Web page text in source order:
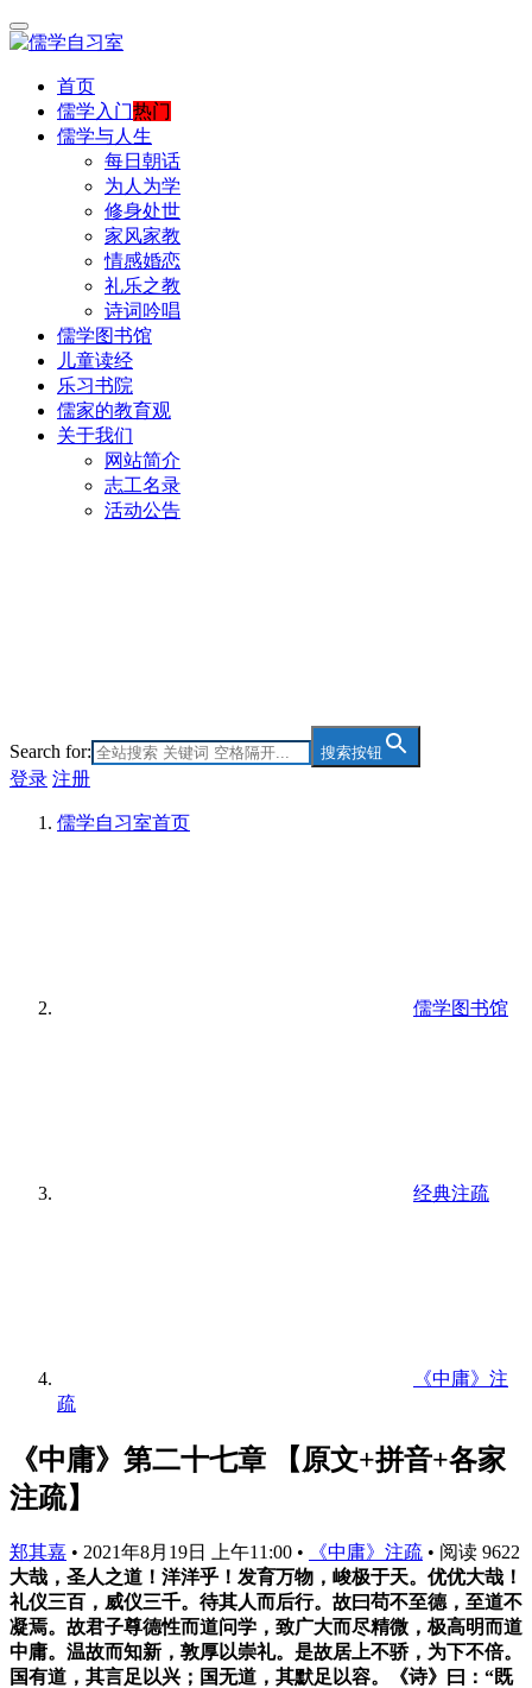
首页
儒学入门热门
儒学与人生
每日朝话
为人为学
修身处世
家风家教
情感婚恋
礼乐之教
诗词吟唱
儒学图书馆
儿童读经
乐习书院
儒家的教育观
关于我们
网站简介
志工名录
活动公告
Search for: 搜索按钮
登录 注册
儒学自习室首页
儒学图书馆
经典注疏
《中庸》注
疏
《中庸》第二十七章 【原文+拼音+各家
注疏】
郑其嘉 • 2021年8月19日 上午11:00 • 《中庸》注疏 • 阅读 9622
大哉，圣人之道！洋洋乎！发育万物，峻极于天。优优大哉！
礼仪三百，威仪三千。待其人而后行。故曰苟不至德，至道不
凝焉。故君子尊德性而道问学，致广大而尽精微，极高明而道
中庸。温故而知新，敦厚以崇礼。是故居上不骄，为下不倍。
国有道，其言足以兴；国无道，其默足以容。《诗》曰：“既